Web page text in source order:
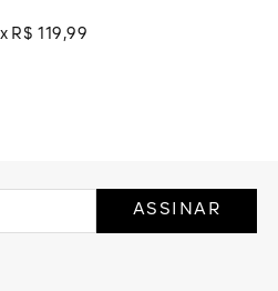
R$ 119 ,99
ASSINAR